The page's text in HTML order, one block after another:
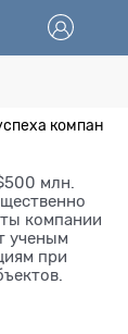
компании
млн.
компании
ученым
при